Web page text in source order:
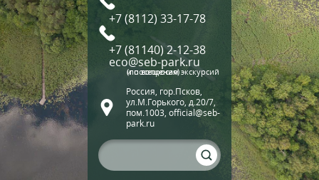
+7 (8112) 33-17-78
+7 (81140) 2-12-38
eco@seb-park.ru
(по вопросам экскурсий и посещения)
Россия, гор.Псков,
ул.М.Горького, д.20/7,
пом.1003, official@seb-
park.ru